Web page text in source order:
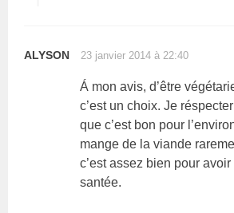
ALYSON 23 janvier 2014 à 22:40
Á mon avis, d’être
c’est un choix. Je
que c’est bon pour
mange de la viande
c’est assez bien pour
santée.